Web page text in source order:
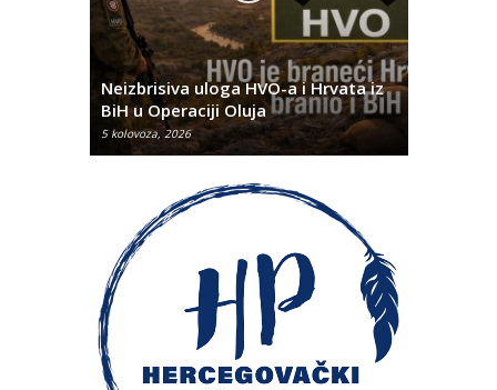
Neizbrisiva uloga HVO-a i Hrvata iz
BiH u Operaciji Oluja
5 kolovoza, 2026